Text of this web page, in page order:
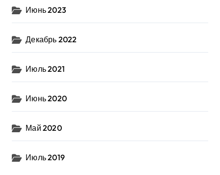
Июнь 2023
Декабрь 2022
Июль 2021
Июнь 2020
Май 2020
Июль 2019